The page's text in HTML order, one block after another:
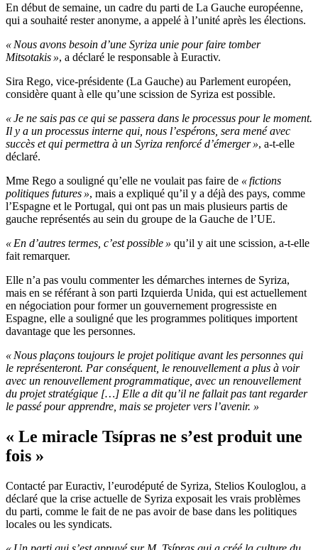
En début de semaine, un cadre du parti de La Gauche européenne,
qui a souhaité rester anonyme, a appelé à l’unité après les élections.
« Nous avons besoin d’une Syriza unie pour faire tomber
Mitsotakis », a déclaré le responsable à Euractiv.
Sira Rego, vice-présidente (La Gauche) au Parlement européen,
considère quant à elle qu’une scission de Syriza est possible.
« Je ne sais pas ce qui se passera dans le processus pour le moment.
Il y a un processus interne qui, nous l’espérons, sera mené avec
succès et qui permettra à un Syriza renforcé d’émerger », a-t-elle
déclaré.
Mme Rego a souligné qu’elle ne voulait pas faire de « fictions
politiques futures », mais a expliqué qu’il y a déjà des pays, comme
l’Espagne et le Portugal, qui ont pas un mais plusieurs partis de
gauche représentés au sein du groupe de la Gauche de l’UE.
« En d’autres termes, c’est possible » qu’il y ait une scission, a-t-elle
fait remarquer.
Elle n’a pas voulu commenter les démarches internes de Syriza,
mais en se référant à son parti Izquierda Unida, qui est actuellement
en négociation pour former un gouvernement progressiste en
Espagne, elle a souligné que les programmes politiques importent
davantage que les personnes.
« Nous plaçons toujours le projet politique avant les personnes qui
le représenteront. Par conséquent, le renouvellement a plus à voir
avec un renouvellement programmatique, avec un renouvellement
du projet stratégique […] Elle a dit qu’il ne fallait pas tant regarder
le passé pour apprendre, mais se projeter vers l’avenir. »
« Le miracle Tsípras ne s’est produit une
fois »
Contacté par Euractiv, l’eurodéputé de Syriza, Stelios Kouloglou, a
déclaré que la crise actuelle de Syriza exposait les vrais problèmes
du parti, comme le fait de ne pas avoir de base dans les politiques
locales ou les syndicats.